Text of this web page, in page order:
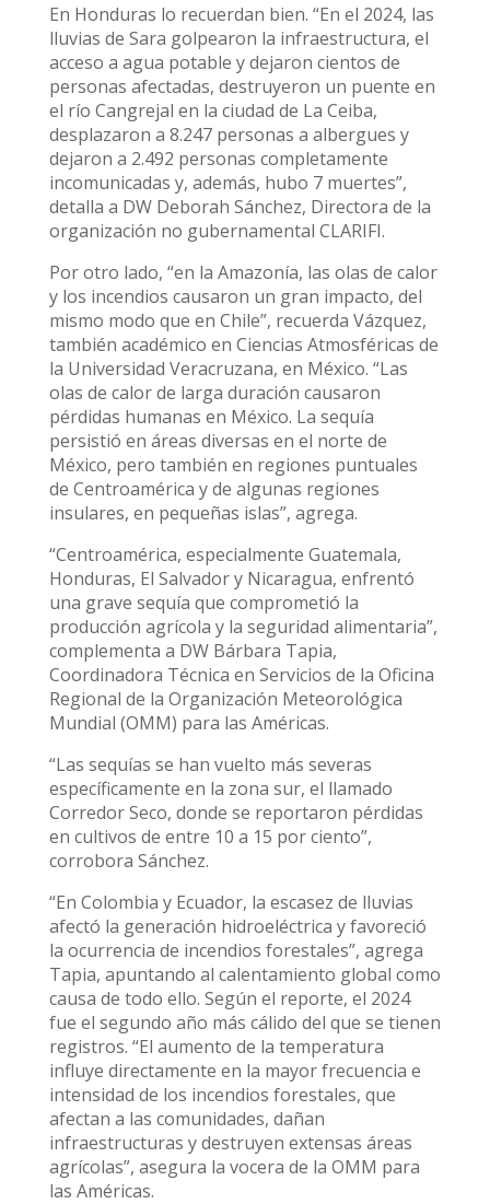
En Honduras lo recuerdan bien. “En el 2024, las
lluvias de Sara golpearon la infraestructura, el
acceso a agua potable y dejaron cientos de
personas afectadas, destruyeron un puente en
el río Cangrejal en la ciudad de La Ceiba,
desplazaron a 8.247 personas a albergues y
dejaron a 2.492 personas completamente
incomunicadas y, además, hubo 7 muertes”,
detalla a DW Deborah Sánchez, Directora de la
organización no gubernamental CLARIFI.
Por otro lado, “en la Amazonía, las olas de calor
y los incendios causaron un gran impacto, del
mismo modo que en Chile”, recuerda Vázquez,
también académico en Ciencias Atmosféricas de
la Universidad Veracruzana, en México. “Las
olas de calor de larga duración causaron
pérdidas humanas en México. La sequía
persistió en áreas diversas en el norte de
México, pero también en regiones puntuales
de Centroamérica y de algunas regiones
insulares, en pequeñas islas”, agrega.
“Centroamérica, especialmente Guatemala,
Honduras, El Salvador y Nicaragua, enfrentó
una grave sequía que comprometió la
producción agrícola y la seguridad alimentaria”,
complementa a DW Bárbara Tapia,
Coordinadora Técnica en Servicios de la Oficina
Regional de la Organización Meteorológica
Mundial (OMM) para las Américas.
“Las sequías se han vuelto más severas
específicamente en la zona sur, el llamado
Corredor Seco, donde se reportaron pérdidas
en cultivos de entre 10 a 15 por ciento”,
corrobora Sánchez.
“En Colombia y Ecuador, la escasez de lluvias
afectó la generación hidroeléctrica y favoreció
la ocurrencia de incendios forestales”, agrega
Tapia, apuntando al calentamiento global como
causa de todo ello. Según el reporte, el 2024
fue el segundo año más cálido del que se tienen
registros. “El aumento de la temperatura
influye directamente en la mayor frecuencia e
intensidad de los incendios forestales, que
afectan a las comunidades, dañan
infraestructuras y destruyen extensas áreas
agrícolas”, asegura la vocera de la OMM para
las Américas.